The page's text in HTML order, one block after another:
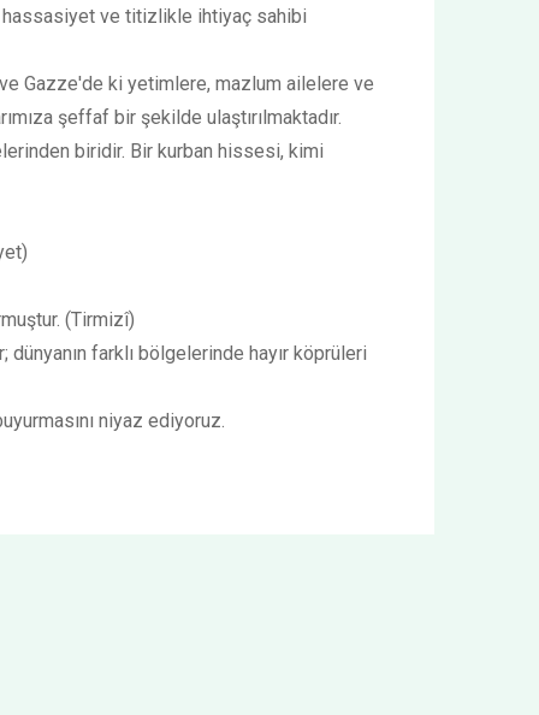
hassasiyet ve titizlikle ihtiyaç sahibi
Gazze'de ki yetimlere, mazlum ailelere ve
şeffaf bir şekilde ulaştırılmaktadır.
biridir. Bir kurban hissesi, kimi
(Tirmizî)
farklı bölgelerinde hayır köprüleri
niyaz ediyoruz.